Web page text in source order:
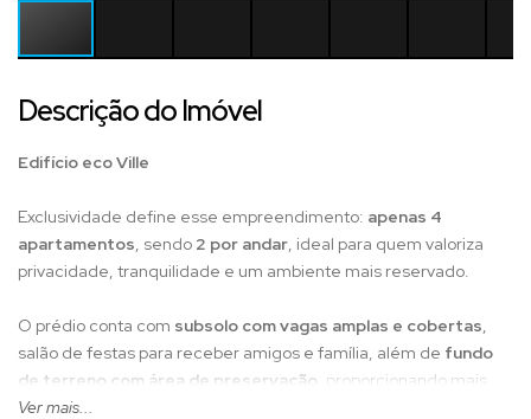
Descrição do Imóvel
Edifício eco Ville
Exclusividade define esse empreendimento: apenas 4
apartamentos, sendo 2 por andar, ideal para quem valoriza
privacidade, tranquilidade e um ambiente mais reservado.
O prédio conta com subsolo com vagas amplas e cobertas,
salão de festas para receber amigos e família, além de fundo
de terreno com área de preservação , proporcionando mais
contato com a natureza e qualidade de vida.
Ver mais...